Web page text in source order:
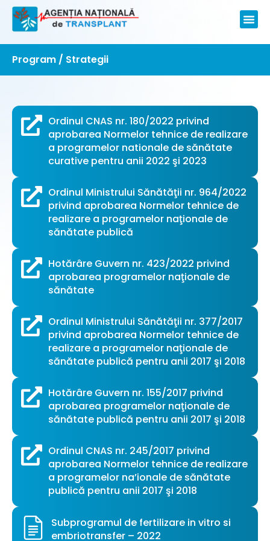
Program / Strategii
Ordinul CNAS nr. 180/2022 privind
aprobarea Normelor tehnice de realizare
a programelor nationale de sănătate
curative pentru anii 2022 şi 2023
Ordinul Ministrului Sănătăţii nr. 964/2022
privind aprobarea Normelor tehnice de
realizare a programelor naţionale de
sănătate publică
Hotărâre Guvern nr. 423/2022 privind
aprobarea programelor naţionale de
sănătate
Ordinul Ministrului Sănătăţii nr. 377/2017
privind aprobarea Normelor tehnice de
realizare a programelor naţionale de
sănătate publică pentru anii 2017 şi 2018
Hotărâre Guvern nr. 155/2017 privind
aprobarea programelor naţionale de
sănătate publică pentru anii 2017 şi 2018
Ordinul CNAS nr. 245/2017 privind
aprobarea Normelor tehnice de realizare
a programelor na’ionale de sănătate
publică pentru anii 2017 şi 2018
Subprogramul de fertilizare in vitro si
embriotransfer – 2022